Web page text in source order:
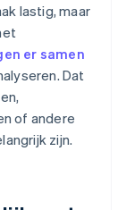
lastig, maar
er samen
Dat
of andere
zijn.